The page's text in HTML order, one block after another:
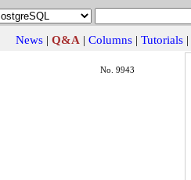
News | Q&A | Columns | Tutorials |
No. 9943